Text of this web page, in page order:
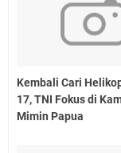
Kembali Cari
17, TNI Fokus di
Mimin Papua